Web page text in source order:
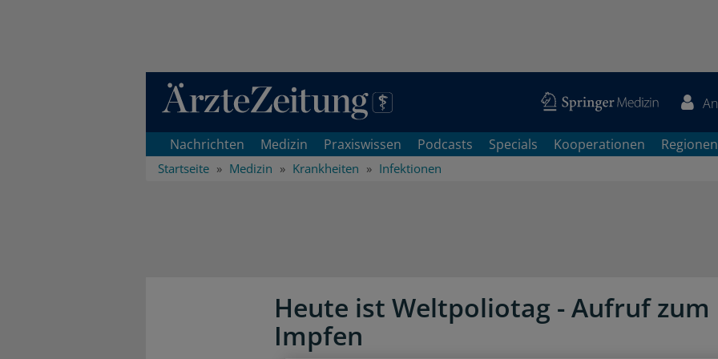
Direkt zum Inhaltsbereich
Nachrichten Medizin Praxiswissen Podcasts Specials Kooperationen Regionen
Startseite Medizin Krankheiten Infektionen
Heute ist Weltpoliotag - Aufruf zum
Impfen